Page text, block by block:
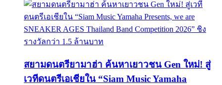
สยามดนตรียามาฮ่า ค้นหาเยาวชน Gen ใหม่! สู่
เวทีดนตรีเอเชียใน “Siam Music Yamaha